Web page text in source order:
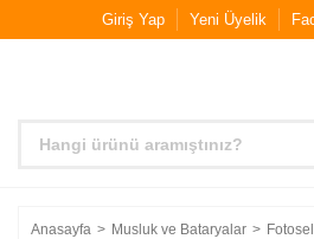
Giriş Yap Yeni Üyelik
Anasayfa Musluk ve Bataryalar